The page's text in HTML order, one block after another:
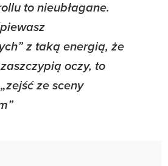
to nieubłagane.
z taką energią, że
oczy, to
ze sceny